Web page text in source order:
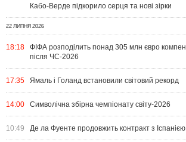
Кабо-Верде підкорило серця та нові зірки
22 ЛИПНЯ 2026
18:18
ФІФА розподілить понад 305 млн євро
після ЧС-2026
17:35 Ямаль і Голанд встановили світовий рекорд
14:00 Символічна збірна чемпіонату світу-2026
10:49 Де ла Фуенте продовжить контракт з